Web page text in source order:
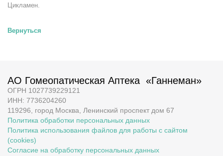
Цикламен.
Вернуться
АО Гомеопатическая Аптека «Ганнеман»
ОГРН 1027739229121
ИНН: 7736204260
119296, город Москва, Ленинский проспект дом 67
Политика обработки персональных данных
Политика использования файлов для работы с сайтом
(cookies)
Согласие на обработку персональных данных